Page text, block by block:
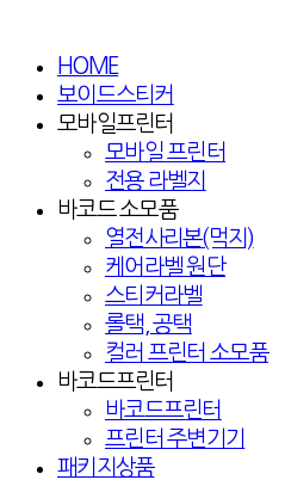
HOME
보이드스티커
모바일프린터
모바일 프린터
전용 라벨지
바코드 소모품
열전사리본(먹지)
케어라벨 원단
스티커라벨
롤택, 공택
컬러 프린터 소모품
바코드프린터
바코드프린터
프린터 주변기기
패키지상품